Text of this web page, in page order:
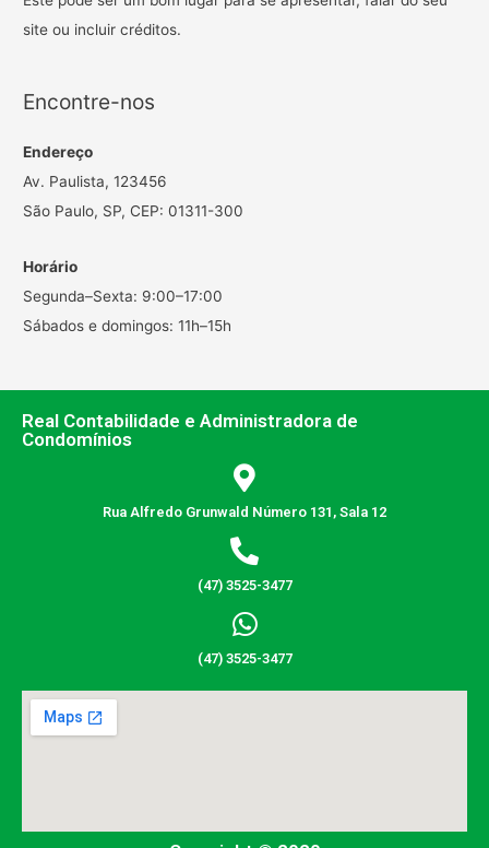
site ou incluir créditos.
Encontre-nos
Endereço
Av. Paulista, 123456
São Paulo, SP, CEP: 01311-300
Horário
Segunda–Sexta: 9:00–17:00
Sábados e domingos: 11h–15h
Real Contabilidade e Administradora de
Condomínios
Rua Alfredo Grunwald Número 131, Sala 12
(47) 3525-3477
(47) 3525-3477